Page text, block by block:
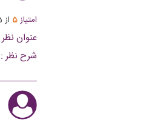
امتیاز5 از
عنوان
شرح نظر :
اشتیاق
شریفشان